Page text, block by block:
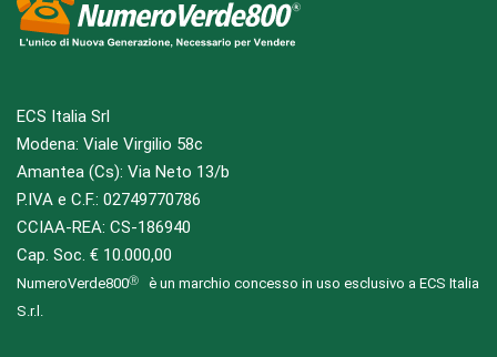
ECS Italia Srl
Modena: Viale Virgilio 58c
Amantea (Cs): Via Neto 13/b
P.IVA e C.F.: 02749770786
CCIAA-REA: CS-186940
Cap. Soc. € 10.000,00
NumeroVerde800
è un marchio concesso in uso esclusivo a ECS Italia
S.r.l.